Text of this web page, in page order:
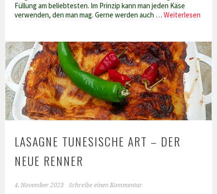
Füllung am beliebtesten. Im Prinzip kann man jeden Käse
verwenden, den man mag. Gerne werden auch …Weiterlesen
LASAGNE TUNESISCHE ART – DER
NEUE RENNER
4. November 2023 Schreibe einen Kommentar